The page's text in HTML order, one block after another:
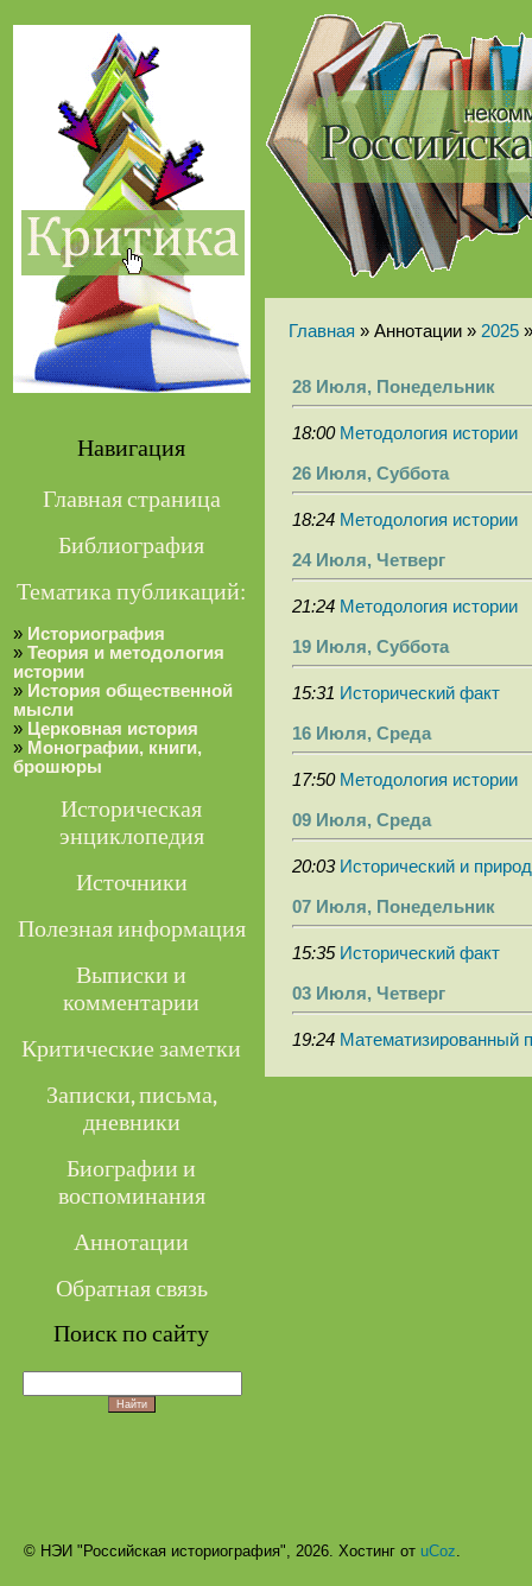
Навигация
Главная страница
Библиография
Тематика публикаций:
» Историография
» Теория и методология
истории
» История общественной
мысли
» Церковная история
» Монографии, книги,
брошюры
Историческая
энциклопедия
Источники
Полезная информация
Выписки и
комментарии
Критические заметки
Записки, письма,
дневники
Биографии и
воспоминания
Аннотации
Обратная связь
Поиск по сайту
Главная » Аннотации » 2025 »
28 Июля, Понедельник
18:00 Методология истории
26 Июля, Суббота
18:24 Методология истории
24 Июля, Четверг
21:24 Методология истории
19 Июля, Суббота
15:31 Исторический факт
16 Июля, Среда
17:50 Методология истории
09 Июля, Среда
20:03 Исторический и
07 Июля, Понедельник
15:35 Исторический факт
03 Июля, Четверг
19:24 Математизированный
© НЭИ "Российская историография", 2026. Хостинг от uCoz.